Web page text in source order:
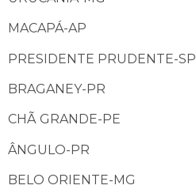
MACAPÁ-AP
PRESIDENTE PRUDENTE-SP
BRAGANEY-PR
CHÃ GRANDE-PE
ÂNGULO-PR
BELO ORIENTE-MG